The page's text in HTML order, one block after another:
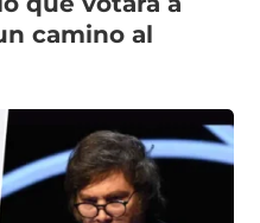
camino al